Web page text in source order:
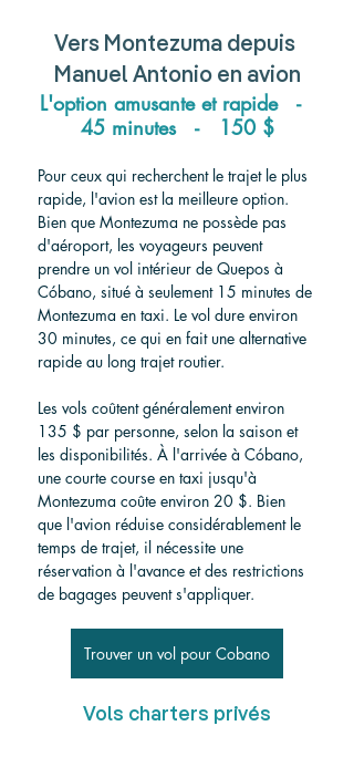
Vers Montezuma depuis
Manuel Antonio en avion
L'option amusante et rapide   -
45 minutes   -   150 $
Pour ceux qui recherchent le trajet le plus
rapide, l'avion est la meilleure option.
Bien que Montezuma ne possède pas
d'aéroport, les voyageurs peuvent
prendre un vol intérieur de Quepos à
Cóbano, situé à seulement 15 minutes de
Montezuma en taxi. Le vol dure environ
30 minutes, ce qui en fait une alternative
rapide au long trajet routier.
Les vols coûtent généralement environ
135 $ par personne, selon la saison et
les disponibilités. À l'arrivée à Cóbano,
une courte course en taxi jusqu'à
Montezuma coûte environ 20 $. Bien
que l'avion réduise considérablement le
temps de trajet, il nécessite une
réservation à l'avance et des restrictions
de bagages peuvent s'appliquer.
Trouver un vol pour Cobano
Vols charters privés